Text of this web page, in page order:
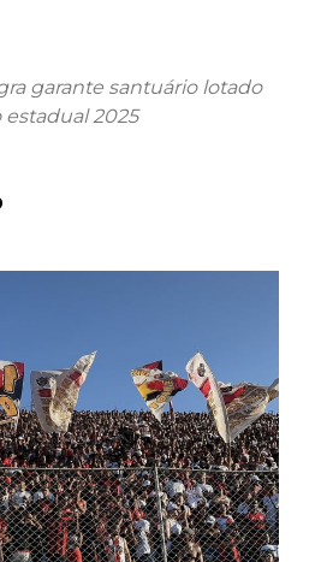
garante santuário lotado
estadual 2025